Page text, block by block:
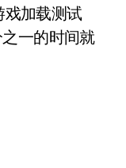
戏加载测试
一的时间就